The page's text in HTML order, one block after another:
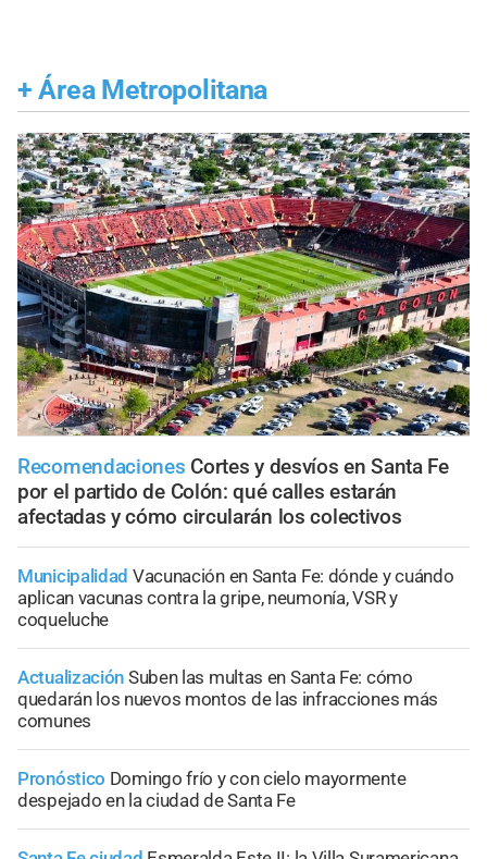
+ Área Metropolitana
Recomendaciones Cortes y desvíos en Santa Fe
por el partido de Colón: qué calles estarán
afectadas y cómo circularán los colectivos
Municipalidad Vacunación en Santa Fe: dónde y cuándo
aplican vacunas contra la gripe, neumonía, VSR y
coqueluche
Actualización Suben las multas en Santa Fe: cómo
quedarán los nuevos montos de las infracciones más
comunes
Pronóstico Domingo frío y con cielo mayormente
despejado en la ciudad de Santa Fe